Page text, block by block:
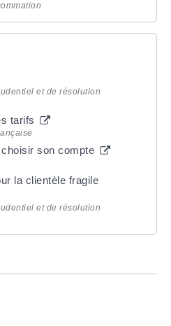
et de résolution
tarifs
son compte
la clientèle fragile
et de résolution